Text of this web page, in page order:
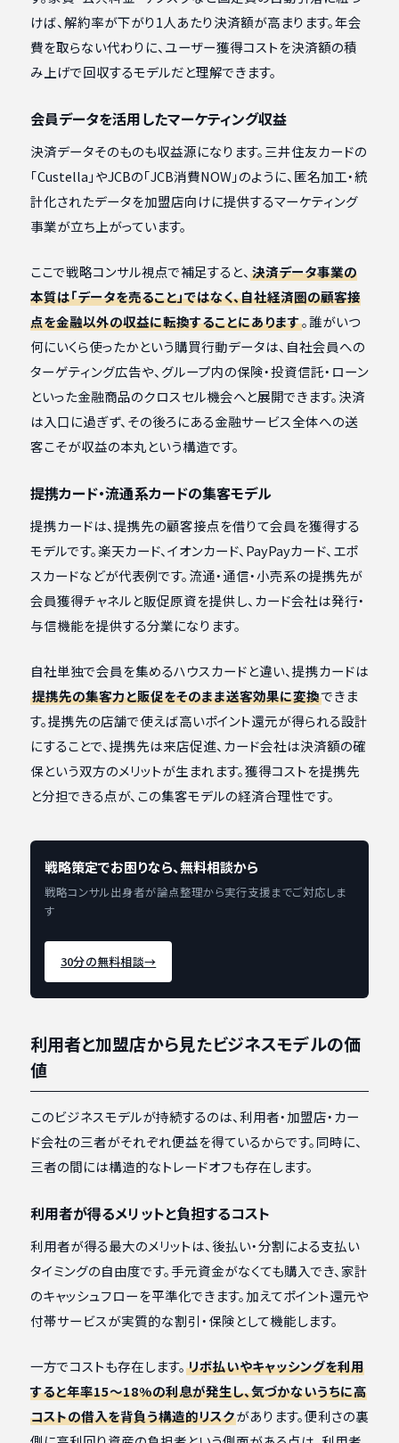
けば、解約率が下がり1人あたり決済額が高まります。年会
費を取らない代わりに、ユーザー獲得コストを決済額の積
み上げで回収するモデルだと理解できます。
会員データを活用したマーケティング収益
決済データそのものも収益源になります。三井住友カードの
「Custella」やJCBの「JCB消費NOW」のように、匿名加工・統
計化されたデータを加盟店向けに提供するマーケティング
事業が立ち上がっています。
ここで戦略コンサル視点で補足すると、 決済データ事業の
本質は「データを売ること」ではなく、自社経済圏の顧客接
点を金融以外の収益に転換することにあります。誰がいつ
何にいくら使ったかという購買行動データは、自社会員への
ターゲティング広告や、グループ内の保険・投資信託・ローン
といった金融商品のクロスセル機会へと展開できます。決済
は入口に過ぎず、その後ろにある金融サービス全体への送
客こそが収益の本丸という構造です。
提携カード・流通系カードの集客モデル
提携カードは、提携先の顧客接点を借りて会員を獲得する
モデルです。楽天カード、イオンカード、PayPayカード、エポ
スカードなどが代表例です。流通・通信・小売系の提携先が
会員獲得チャネルと販促原資を提供し、カード会社は発行・
与信機能を提供する分業になります。
自社単独で会員を集めるハウスカードと違い、提携カードは
提携先の集客力と販促をそのまま送客効果に変換できま
す。提携先の店舗で使えば高いポイント還元が得られる設計
にすることで、提携先は来店促進、カード会社は決済額の確
保という双方のメリットが生まれます。獲得コストを提携先
と分担できる点が、この集客モデルの経済合理性です。
戦略策定でお困りなら、無料相談から
戦略コンサル出身者が論点整理から実行支援までご対応しま
す
30分の無料相談→
利用者と加盟店から見たビジネスモデルの価
値
このビジネスモデルが持続するのは、利用者・加盟店・カー
ド会社の三者がそれぞれ便益を得ているからです。同時に、
三者の間には構造的なトレードオフも存在します。
利用者が得るメリットと負担するコスト
利用者が得る最大のメリットは、後払い・分割による支払い
タイミングの自由度です。手元資金がなくても購入でき、家計
のキャッシュフローを平準化できます。加えてポイント還元や
付帯サービスが実質的な割引・保険として機能します。
一方でコストも存在します。 リボ払いやキャッシングを利用
すると年率15〜18%の利息が発生し、気づかないうちに高
コストの借入を背負う構造的リスクがあります。便利さの裏